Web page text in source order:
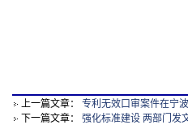
上一篇文章： 专利无效口审案件在宁
下一篇文章： 强化标准建设 两部门发